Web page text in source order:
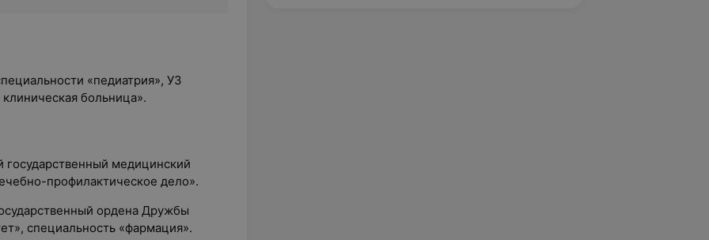
«педиатрия», УЗ
больница».
государственный медицинский
профилактическое дело».
ордена Дружбы
специальность «фармация».